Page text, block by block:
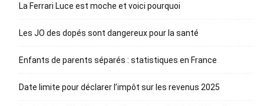
La Ferrari Luce est moche et voici pourquoi
Les JO des dopés sont dangereux pour la santé
Enfants de parents séparés : statistiques en France
Date limite pour déclarer l’impôt sur les revenus 2025